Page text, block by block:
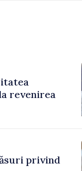
revenirea
privind